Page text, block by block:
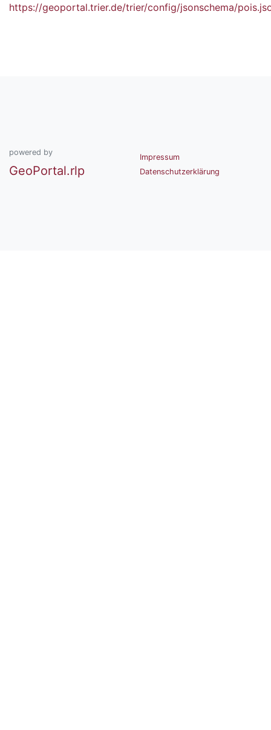
https://geoportal.trier.de/trier/config/jsonschema/
powered by
GeoPortal.rlp
Impressum
Datenschutzerklärung